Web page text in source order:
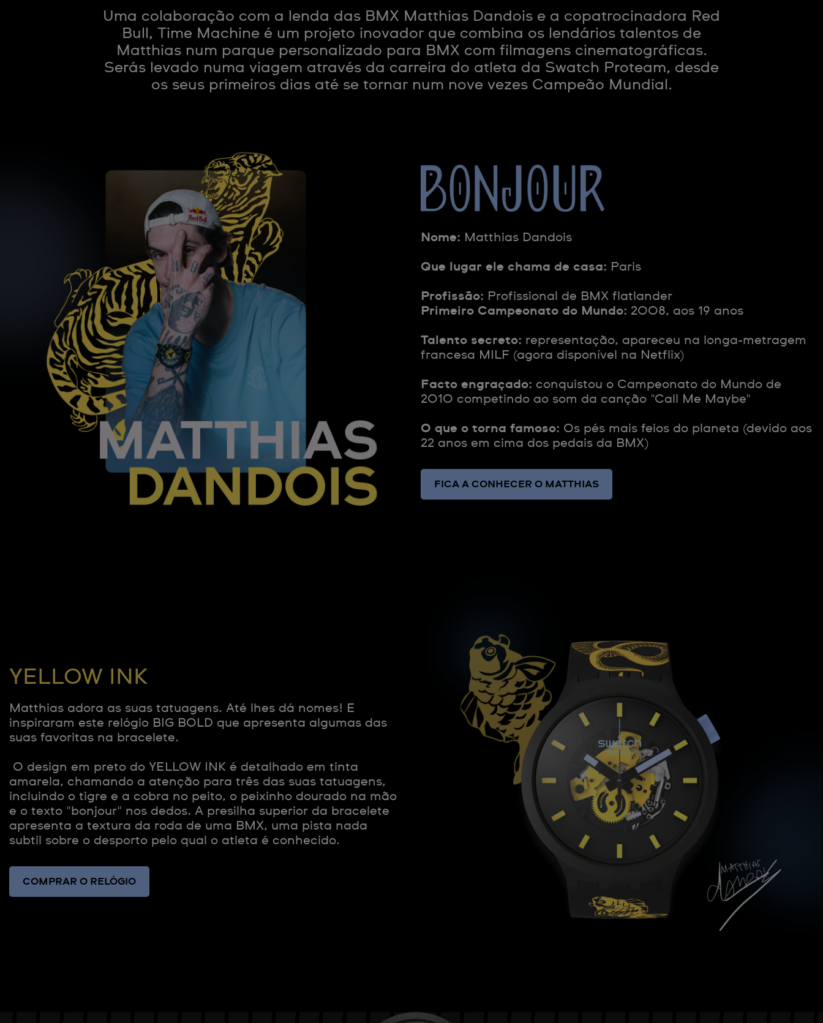
Uma colaboração com a lenda das BMX Matthias Dandois e a copatrocinadora Red
Bull, Time Machine é um projeto inovador que combina os lendários talentos de
Matthias num parque personalizado para BMX com filmagens cinematográficas.
Serás levado numa viagem através da carreira do atleta da Swatch Proteam, desde
os seus primeiros dias até se tornar num nove vezes Campeão Mundial.
Nome: Matthias Dandois
Que lugar ele chama de casa: Paris
Profissão: Profissional de BMX flatlander
Primeiro Campeonato do Mundo: 2008, aos 19 anos
Talento secreto: representação, apareceu na longa-metragem
francesa MILF (agora disponível na Netflix)
Facto engraçado: conquistou o Campeonato do Mundo de
2010 competindo ao som da canção "Call Me Maybe"
O que o torna famoso: Os pés mais feios do planeta (devido aos
22 anos em cima dos pedais da BMX)
FICA A CONHECER O MATTHIAS
YELLOW INK
Matthias adora as suas tatuagens. Até lhes dá nomes! E
inspiraram este relógio BIG BOLD que apresenta algumas das
suas favoritas na bracelete.
O design em preto do YELLOW INK é detalhado em tinta
amarela, chamando a atenção para três das suas tatuagens,
incluindo o tigre e a cobra no peito, o peixinho dourado na mão
e o texto "bonjour" nos dedos. A presilha superior da bracelete
apresenta a textura da roda de uma BMX, uma pista nada
subtil sobre o desporto pelo qual o atleta é conhecido.
COMPRAR O RELÓGIO